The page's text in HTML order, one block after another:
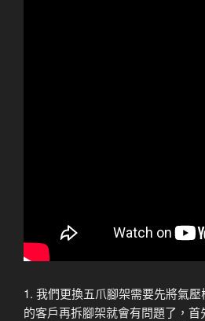
1. 我們更換五爪腳架需要先將氣
的客戶再拆腳架就會有問題了，